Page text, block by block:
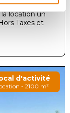
de
location un
Taxes et
d'activité
- 2100 m²